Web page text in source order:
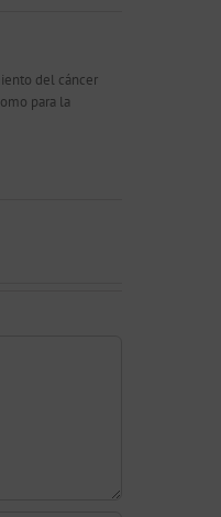
del cáncer
para la